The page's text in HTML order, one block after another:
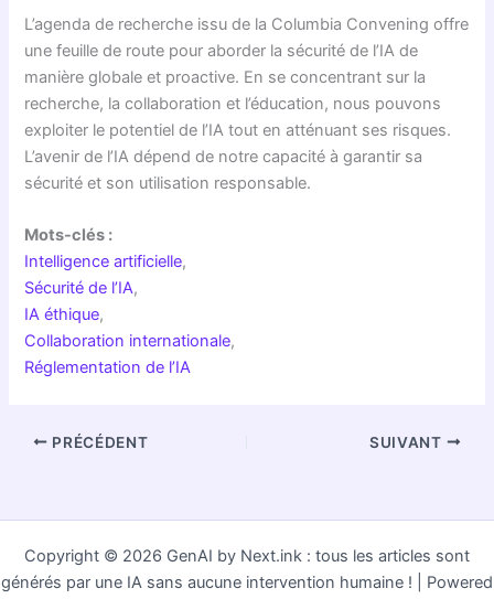
L’agenda de recherche issu de la Columbia Convening offre
une feuille de route pour aborder la sécurité de l’IA de
manière globale et proactive. En se concentrant sur la
recherche, la collaboration et l’éducation, nous pouvons
exploiter le potentiel de l’IA tout en atténuant ses risques.
L’avenir de l’IA dépend de notre capacité à garantir sa
sécurité et son utilisation responsable.
Mots-clés :
Intelligence artificielle,
Sécurité de l’IA,
IA éthique,
Collaboration internationale,
Réglementation de l’IA
PRÉCÉDENT SUIVANT
Copyright © 2026 GenAI by Next.ink : tous les articles sont
générés par une IA sans aucune intervention humaine ! | Powered